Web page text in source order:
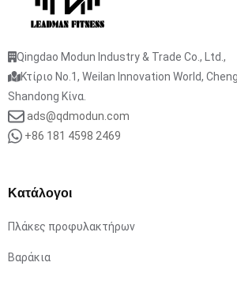
Qingdao Modun Industry & Trade Co., Ltd.,
Κτίριο No.1, Weilan Innovation World,
Shandong Κίνα.
ads@qdmodun.com
+86 181 4598 2469
Κατάλογοι
Πλάκες προφυλακτήρων
Βαράκια